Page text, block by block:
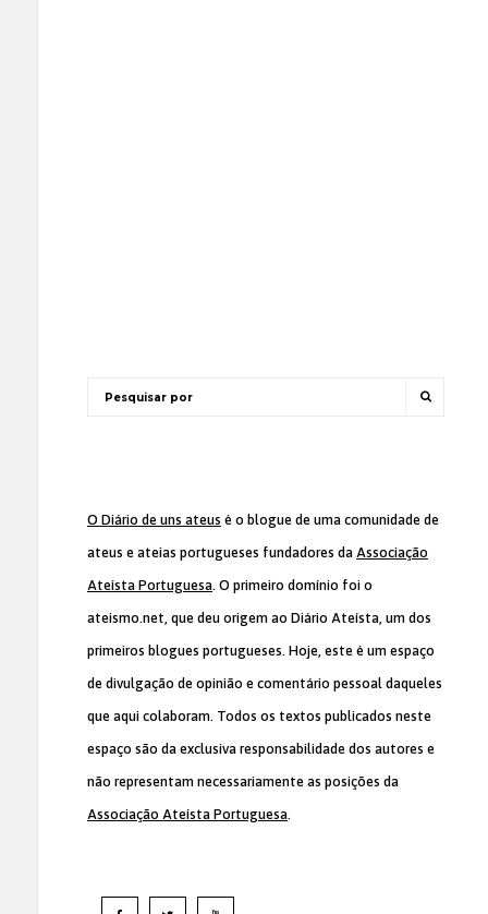
O Diário de uns ateus é o blogue de uma comunidade de
ateus e ateias portugueses fundadores da Associação
Ateísta Portuguesa. O primeiro domínio foi o
ateismo.net, que deu origem ao Diário Ateísta, um dos
primeiros blogues portugueses. Hoje, este é um espaço
de divulgação de opinião e comentário pessoal daqueles
que aqui colaboram. Todos os textos publicados neste
espaço são da exclusiva responsabilidade dos autores e
não representam necessariamente as posições da
Associação Ateísta Portuguesa.